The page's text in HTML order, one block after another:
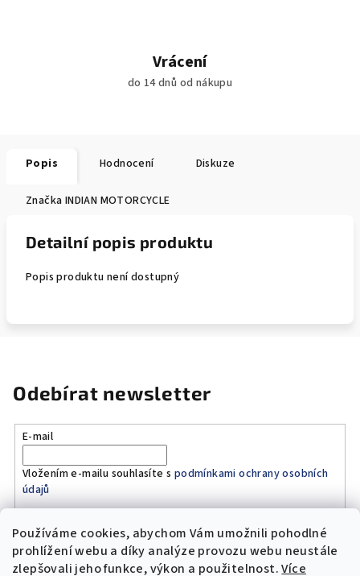
Používáme cookies, abychom Vám umožnili pohodlné
prohlížení webu a díky analýze provozu webu neustále
zlepšovali jeho funkce, výkon a použitelnost.Více
Vrácení
do 14 dnů od nákupu
Popis Hodnocení Diskuze
Značka INDIAN MOTORCYCLE
Detailní popis produktu
Popis produktu není dostupný
Odebírat newsletter
E-mail
Vložením e-mailu souhlasíte s podmínkami ochrany osobních
údajů
Přihlásit se